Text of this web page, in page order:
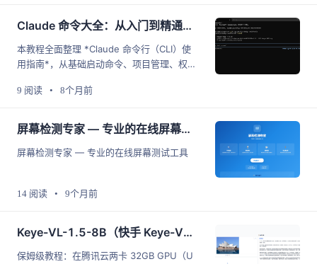
简单、专业格式化效果、安全保障等特性。
建议将格式化工具集成到开发流程中，并制
定团队规范，以优雅管理Nginx配置。文末
推荐了一个专业在线格式化工具，帮助开发
Claude 命令大全：从入门到精通的终端操作指南（2025 最新）
本教程全面整理 *Claude 命令行（CLI）使
用指南*，从基础启动命令、项目管理、权限
升开发者在终端中使用 Claude 的效率。适
9 阅读 • 8个月前
屏幕检测专家 — 专业的在线屏幕测试工具
屏幕检测专家 — 专业的在线屏幕测试工具
14 阅读 • 9个月前
Keye-VL-1.5-8B（快手 Keye-VL）— 腾讯云两卡 32GB GPU **保姆级** 部署指南（Ubuntu 22.04 / CUDA 12.2 / Driver 535.216.01 / Python 3.10）
保姆级教程：在腾讯云两卡 32GB GPU（U